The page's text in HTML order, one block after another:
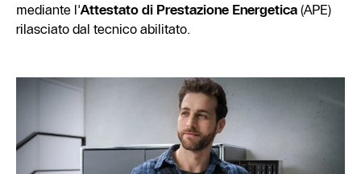
mediante l'Attestato di Prestazione Energetica (APE)
rilasciato dal tecnico abilitato.